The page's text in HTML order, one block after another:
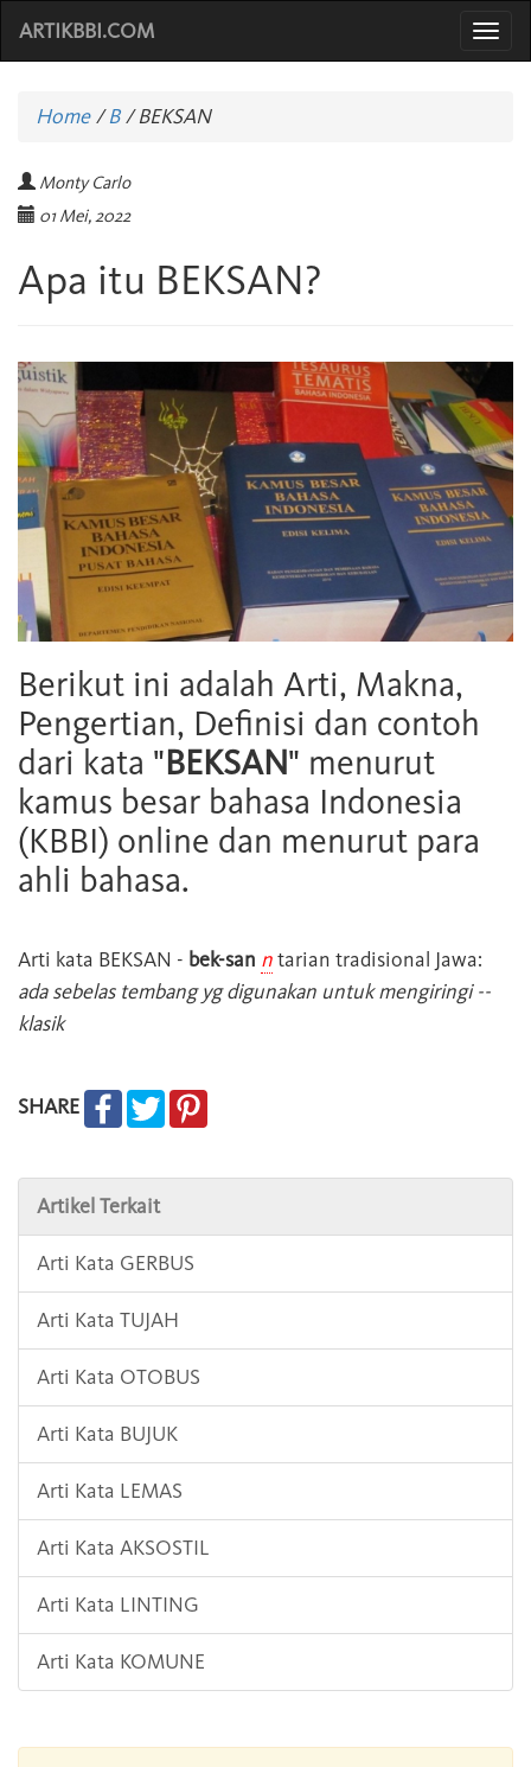
ARTIKBBI.COM
Home/B /BEKSAN
Monty Carlo
01 Mei, 2022
Apa itu BEKSAN?
Berikut ini adalah Arti, Makna,
Pengertian, Definisi dan contoh
dari kata "BEKSAN" menurut
kamus besar bahasa Indonesia
(KBBI) online dan menurut para
ahli bahasa.
Arti kata BEKSAN - bek-san ntarian tradisional Jawa:
ada sebelas tembang yg digunakan untuk mengiringi --
klasik
SHARE
Artikel Terkait
Arti Kata GERBUS
Arti Kata TUJAH
Arti Kata OTOBUS
Arti Kata BUJUK
Arti Kata LEMAS
Arti Kata AKSOSTIL
Arti Kata LINTING
Arti Kata KOMUNE